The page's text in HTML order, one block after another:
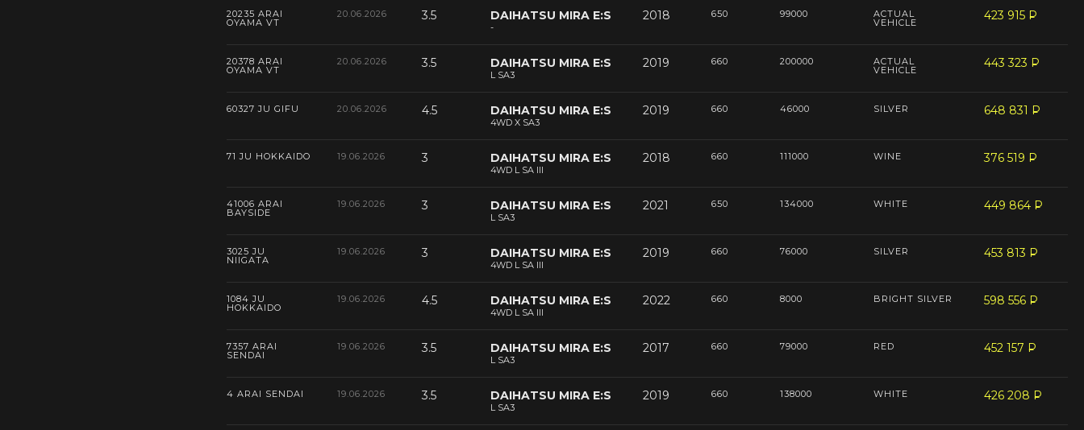
20235 ARAI
OYAMA VT
20.06.2026 3.5 DAIHATSU MIRA E:S
-
2018 650 99000 ACTUAL
VEHICLE 423 915 P
--
20378 ARAI
OYAMA VT
20.06.2026 3.5 DAIHATSU MIRA E:S
L SA3
2019 660 200000 ACTUAL
VEHICLE 443 323 P
--
60327 JU GIFU 20.06.2026 4.5 DAIHATSU MIRA E:S
4WD X SA3
2019 660 46000 SILVER 648 831 P
--
71 JU HOKKAIDO 19.06.2026 3 DAIHATSU MIRA E:S
4WD L SA III
2018 660 111000 WINE 376 519 P
--
41006 ARAI
BAYSIDE
19.06.2026 3 DAIHATSU MIRA E:S
L SA3
2021 650 134000 WHITE 449 864 P
--
3025 JU
NIIGATA
19.06.2026 3 DAIHATSU MIRA E:S
4WD L SA III
2019 660 76000 SILVER 453 813 P
--
1084 JU
HOKKAIDO
19.06.2026 4.5 DAIHATSU MIRA E:S
4WD L SA III
2022 660 8000 BRIGHT SILVER 598 556 P
--
7357 ARAI
SENDAI
19.06.2026 3.5 DAIHATSU MIRA E:S
L SA3
2017 660 79000 RED 452 157 P
--
4 ARAI SENDAI 19.06.2026 3.5 DAIHATSU MIRA E:S
L SA3
2019 660 138000 WHITE 426 208 P
--